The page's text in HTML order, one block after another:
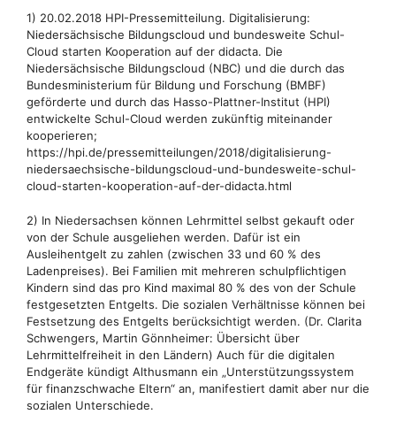
1) 20.02.2018 HPI-Pressemitteilung. Digitalisierung:
Niedersächsische Bildungscloud und bundesweite Schul-
Cloud starten Kooperation auf der didacta. Die
Niedersächsische Bildungscloud (NBC) und die durch das
Bundesministerium für Bildung und Forschung (BMBF)
geförderte und durch das Hasso-Plattner-Institut (HPI)
entwickelte Schul-Cloud werden zukünftig miteinander
kooperieren;
https://hpi.de/pressemitteilungen/2018/digitalisierung-
niedersaechsische-bildungscloud-und-bundesweite-schul-
cloud-starten-kooperation-auf-der-didacta.html
2) In Niedersachsen können Lehrmittel selbst gekauft oder
von der Schule ausgeliehen werden. Dafür ist ein
Ausleihentgelt zu zahlen (zwischen 33 und 60 % des
Ladenpreises). Bei Familien mit mehreren schulpflichtigen
Kindern sind das pro Kind maximal 80 % des von der Schule
festgesetzten Entgelts. Die sozialen Verhältnisse können bei
Festsetzung des Entgelts berücksichtigt werden. (Dr. Clarita
Schwengers, Martin Gönnheimer: Übersicht über
Lehrmittelfreiheit in den Ländern) Auch für die digitalen
Endgeräte kündigt Althusmann ein „Unterstützungssystem
für finanzschwache Eltern“ an, manifestiert damit aber nur die
sozialen Unterschiede.